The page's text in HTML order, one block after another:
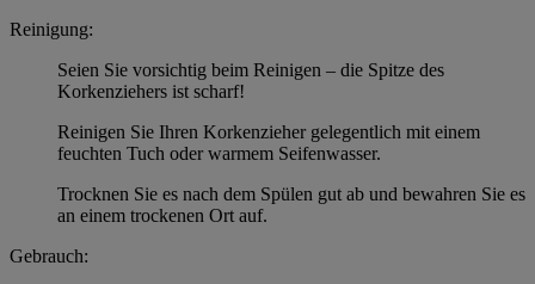
Reinigung:
Seien Sie vorsichtig beim Reinigen – die Spitze des
Korkenziehers ist scharf!
Reinigen Sie Ihren Korkenzieher gelegentlich mit einem
feuchten Tuch oder warmem Seifenwasser.
Trocknen Sie es nach dem Spülen gut ab und bewahren Sie es
an einem trockenen Ort auf.
Gebrauch: